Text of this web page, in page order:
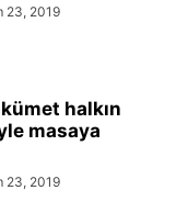
23, 2019
halkın
masaya
23, 2019